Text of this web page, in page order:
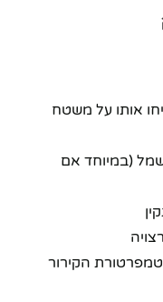
אותו על משטח
לחשמל (במיוחד אם
הקירור